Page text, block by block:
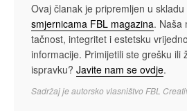
Ovaj članak je pripremljen u skladu
smjernicama FBL magazina. Naša
tačnost, integritet i estetsku
informacije. Primijetili ste grešku ili
ispravku? Javite nam se ovdje.
Sadržaj je autorsko vlasništvo FBL